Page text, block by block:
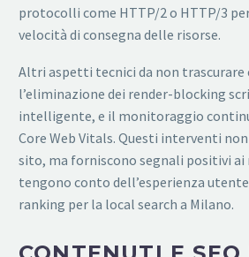
protocolli come HTTP/2 o HTTP/3
velocità di consegna delle risorse.
Altri aspetti tecnici da non trascurare
l’eliminazione dei render-blocking
intelligente, e il monitoraggio
Core Web Vitals. Questi interventi
sito, ma forniscono segnali positivi ai
tengono conto dell’esperienza
ranking per la local search a Milano.